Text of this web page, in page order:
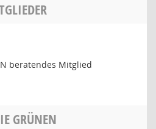
beratendes Mitglied
GRÜNEN